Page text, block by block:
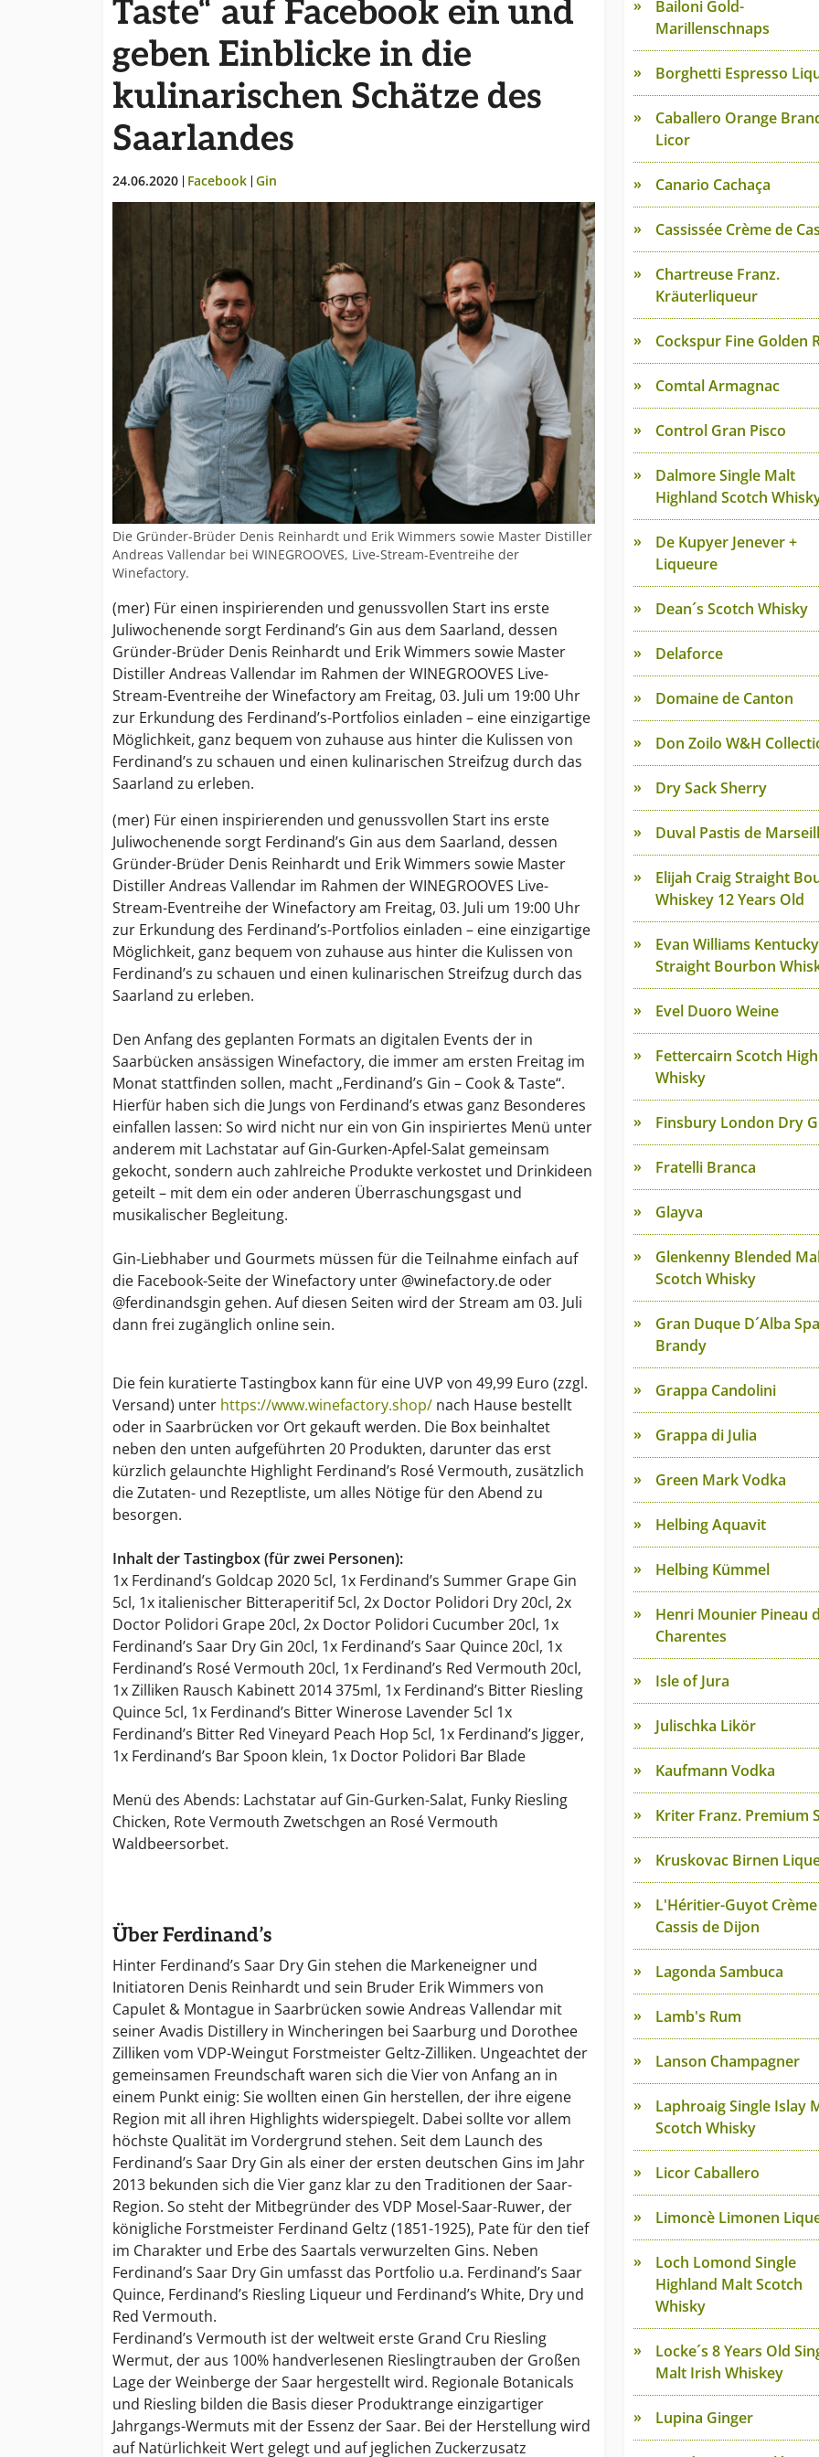
der Branche.
Taste“ auf Facebook ein und
geben Einblicke in die
kulinarischen Schätze des
Saarlandes
24.06.2020 Facebook Gin
Die Gründer-Brüder Denis Reinhardt und Erik Wimmers sowie Master Distiller
Andreas Vallendar bei WINEGROOVES, Live-Stream-Eventreihe der
Winefactory.
(mer) Für einen inspirierenden und genussvollen Start ins erste
Juliwochenende sorgt Ferdinand’s Gin aus dem Saarland, dessen
Gründer-Brüder Denis Reinhardt und Erik Wimmers sowie Master
Distiller Andreas Vallendar im Rahmen der WINEGROOVES Live-
Stream-Eventreihe der Winefactory am Freitag, 03. Juli um 19:00 Uhr
zur Erkundung des Ferdinand’s-Portfolios einladen – eine einzigartige
Möglichkeit, ganz bequem von zuhause aus hinter die Kulissen von
Ferdinand’s zu schauen und einen kulinarischen Streifzug durch das
Saarland zu erleben.
(mer) Für einen inspirierenden und genussvollen Start ins erste
Juliwochenende sorgt Ferdinand’s Gin aus dem Saarland, dessen
Gründer-Brüder Denis Reinhardt und Erik Wimmers sowie Master
Distiller Andreas Vallendar im Rahmen der WINEGROOVES Live-
Stream-Eventreihe der Winefactory am Freitag, 03. Juli um 19:00 Uhr
zur Erkundung des Ferdinand’s-Portfolios einladen – eine einzigartige
Möglichkeit, ganz bequem von zuhause aus hinter die Kulissen von
Ferdinand’s zu schauen und einen kulinarischen Streifzug durch das
Saarland zu erleben.
Den Anfang des geplanten Formats an digitalen Events der in
Saarbücken ansässigen Winefactory, die immer am ersten Freitag im
Monat stattfinden sollen, macht „Ferdinand’s Gin – Cook & Taste“.
Hierfür haben sich die Jungs von Ferdinand’s etwas ganz Besonderes
einfallen lassen: So wird nicht nur ein von Gin inspiriertes Menü unter
anderem mit Lachstatar auf Gin-Gurken-Apfel-Salat gemeinsam
gekocht, sondern auch zahlreiche Produkte verkostet und Drinkideen
geteilt – mit dem ein oder anderen Überraschungsgast und
musikalischer Begleitung.
Gin-Liebhaber und Gourmets müssen für die Teilnahme einfach auf
die Facebook-Seite der Winefactory unter @winefactory.de oder
@ferdinandsgin gehen. Auf diesen Seiten wird der Stream am 03. Juli
dann frei zugänglich online sein.
Die fein kuratierte Tastingbox kann für eine UVP von 49,99 Euro (zzgl.
Versand) unter https://www.winefactory.shop/ nach Hause bestellt
oder in Saarbrücken vor Ort gekauft werden. Die Box beinhaltet
neben den unten aufgeführten 20 Produkten, darunter das erst
kürzlich gelaunchte Highlight Ferdinand’s Rosé Vermouth, zusätzlich
die Zutaten- und Rezeptliste, um alles Nötige für den Abend zu
besorgen.
Inhalt der Tastingbox (für zwei Personen):
1x Ferdinand’s Goldcap 2020 5cl, 1x Ferdinand’s Summer Grape Gin
5cl, 1x italienischer Bitteraperitif 5cl, 2x Doctor Polidori Dry 20cl, 2x
Doctor Polidori Grape 20cl, 2x Doctor Polidori Cucumber 20cl, 1x
Ferdinand’s Saar Dry Gin 20cl, 1x Ferdinand’s Saar Quince 20cl, 1x
Ferdinand’s Rosé Vermouth 20cl, 1x Ferdinand’s Red Vermouth 20cl,
1x Zilliken Rausch Kabinett 2014 375ml, 1x Ferdinand’s Bitter Riesling
Quince 5cl, 1x Ferdinand’s Bitter Winerose Lavender 5cl 1x
Ferdinand’s Bitter Red Vineyard Peach Hop 5cl, 1x Ferdinand’s Jigger,
1x Ferdinand’s Bar Spoon klein, 1x Doctor Polidori Bar Blade
Menü des Abends: Lachstatar auf Gin-Gurken-Salat, Funky Riesling
Chicken, Rote Vermouth Zwetschgen an Rosé Vermouth
Waldbeersorbet.
Über Ferdinand’s
Hinter Ferdinand’s Saar Dry Gin stehen die Markeneigner und
Initiatoren Denis Reinhardt und sein Bruder Erik Wimmers von
Capulet & Montague in Saarbrücken sowie Andreas Vallendar mit
seiner Avadis Distillery in Wincheringen bei Saarburg und Dorothee
Zilliken vom VDP-Weingut Forstmeister Geltz-Zilliken. Ungeachtet der
gemeinsamen Freundschaft waren sich die Vier von Anfang an in
einem Punkt einig: Sie wollten einen Gin herstellen, der ihre eigene
Region mit all ihren Highlights widerspiegelt. Dabei sollte vor allem
höchste Qualität im Vordergrund stehen. Seit dem Launch des
Ferdinand’s Saar Dry Gin als einer der ersten deutschen Gins im Jahr
2013 bekunden sich die Vier ganz klar zu den Traditionen der Saar-
Region. So steht der Mitbegründer des VDP Mosel-Saar-Ruwer, der
königliche Forstmeister Ferdinand Geltz (1851-1925), Pate für den tief
im Charakter und Erbe des Saartals verwurzelten Gins. Neben
Ferdinand’s Saar Dry Gin umfasst das Portfolio u.a. Ferdinand’s Saar
Quince, Ferdinand’s Riesling Liqueur und Ferdinand’s White, Dry und
Red Vermouth.
Ferdinand’s Vermouth ist der weltweit erste Grand Cru Riesling
Wermut, der aus 100% handverlesenen Rieslingtrauben der Großen
Lage der Weinberge der Saar hergestellt wird. Regionale Botanicals
und Riesling bilden die Basis dieser Produktrange einzigartiger
Jahrgangs-Wermuts mit der Essenz der Saar. Bei der Herstellung wird
auf Natürlichkeit Wert gelegt und auf jeglichen Zuckerzusatz
Bailoni Gold-
Marillenschnaps
Borghetti Espresso
Caballero Orange
Licor
Canario Cachaça
Cassissée Crème de
Chartreuse Franz.
Kräuterliqueur
Cockspur Fine Golden
Comtal Armagnac
Control Gran Pisco
Dalmore Single Malt
Highland Scotch
De Kupyer Jenever +
Liqueure
Dean´s Scotch Whisky
Delaforce
Domaine de Canton
Don Zoilo W&H
Dry Sack Sherry
Duval Pastis de
Elijah Craig Straight
Whiskey 12 Years Old
Evan Williams Kentucky
Straight Bourbon
Evel Duoro Weine
Fettercairn Scotch
Whisky
Finsbury London Dry
Fratelli Branca
Glayva
Glenkenny Blended
Scotch Whisky
Gran Duque D´Alba
Brandy
Grappa Candolini
Grappa di Julia
Green Mark Vodka
Helbing Aquavit
Helbing Kümmel
Henri Mounier Pineau
Charentes
Isle of Jura
Julischka Likör
Kaufmann Vodka
Kriter Franz. Premium
Kruskovac Birnen
L'Héritier-Guyot
Cassis de Dijon
Lagonda Sambuca
Lamb's Rum
Lanson Champagner
Laphroaig Single Islay
Scotch Whisky
Licor Caballero
Limoncè Limonen
Loch Lomond Single
Highland Malt Scotch
Whisky
Locke´s 8 Years Old
Malt Irish Whiskey
Lupina Ginger